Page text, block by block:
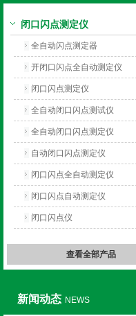
上海旺徐电气有限公司
闭口闪点测定仪
全自动闪点测定器
开闭口闪点全自动测定仪
闭口闪点测定仪
全自动闭口闪点测试仪
全自动闭口闪点测定仪
自动闭口闪点测定仪
闭口闪点全自动测定仪
闭口闪点自动测定仪
闭口闪点仪
查看全部产品
新闻动态 NEWS